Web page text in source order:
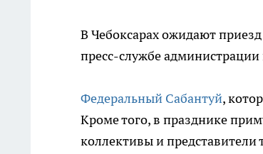
В Чебоксарах ожидают
пресс-службе администрации
Федеральный Сабантуй,
Кроме того, в празднике
коллективы и представители